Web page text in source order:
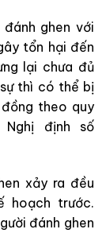
ghen với
tổn hại đến
lại chưa đủ
thì có thể bị
theo quy
định số
xảy ra đều
hoạch trước.
đánh ghen